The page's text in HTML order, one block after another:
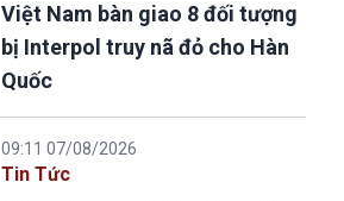
Việt Nam bàn giao 8 đối tượng
bị Interpol truy nã đỏ cho Hàn
Quốc
09:11 07/08/2026
Tin Tức